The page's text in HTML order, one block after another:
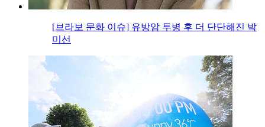
[브라보 문화 이슈] 유방암 투병 후 더 단단해진 박
미선